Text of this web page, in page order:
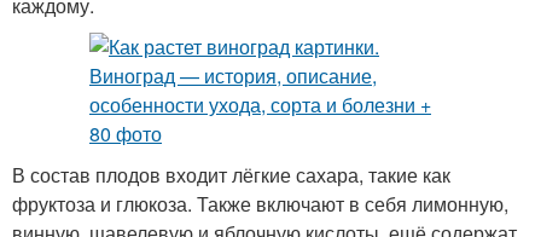
В состав плодов входит лёгкие сахара, такие как
фруктоза и глюкоза. Также включают в себя лимонную,